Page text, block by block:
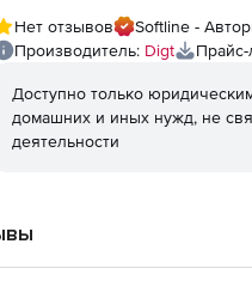
Нет отзывов
Softline -
Производитель: Digt Прайс-
Доступно только
домашних и иных нужд, не
деятельности